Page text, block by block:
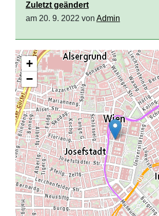
Zuletzt geändert
am 20. 9. 2022 von Admin
+
−